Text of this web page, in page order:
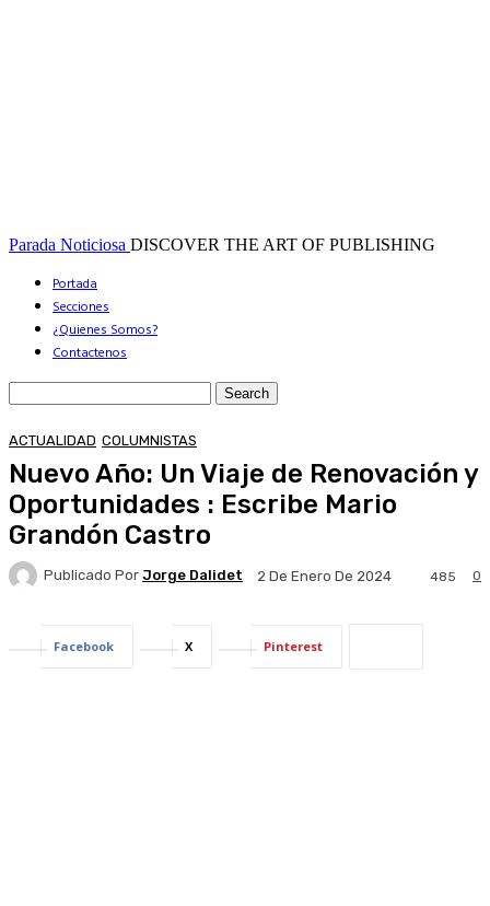
Parada Noticiosa DISCOVER THE ART OF PUBLISHING
Portada
Secciones
¿Quienes Somos?
Contactenos
ACTUALIDAD COLUMNISTAS
Nuevo Año: Un Viaje de Renovación y
Oportunidades : Escribe Mario
Grandón Castro
Publicado Por Jorge Dalidet 2 De Enero De 2024 0
485
Facebook X Pinterest